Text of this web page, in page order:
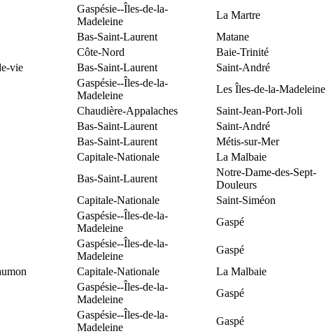
Gaspésie--Îles-de-la-
Madeleine
La Martre
Bas-Saint-Laurent
Matane
Côte-Nord
Baie-Trinité
vie Bas-Saint-Laurent
Saint-André
Gaspésie--Îles-de-la-
Madeleine
Les Îles-de-la-Madeleine
Chaudière-Appalaches
Saint-Jean-Port-Joli
Bas-Saint-Laurent
Saint-André
Bas-Saint-Laurent
Métis-sur-Mer
Capitale-Nationale
La Malbaie
Bas-Saint-Laurent
Notre-Dame-des-Sept-
Douleurs
Capitale-Nationale
Saint-Siméon
Gaspésie--Îles-de-la-
Madeleine
Gaspé
Gaspésie--Îles-de-la-
Madeleine
Gaspé
Capitale-Nationale
La Malbaie
Gaspésie--Îles-de-la-
Madeleine
Gaspé
Gaspésie--Îles-de-la-
Madeleine
Gaspé